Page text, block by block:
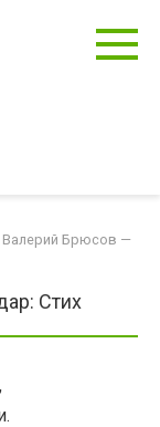
Валерий Брюсов —
Стих